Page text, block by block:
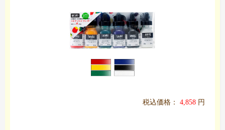
税込価格： 4,858 円